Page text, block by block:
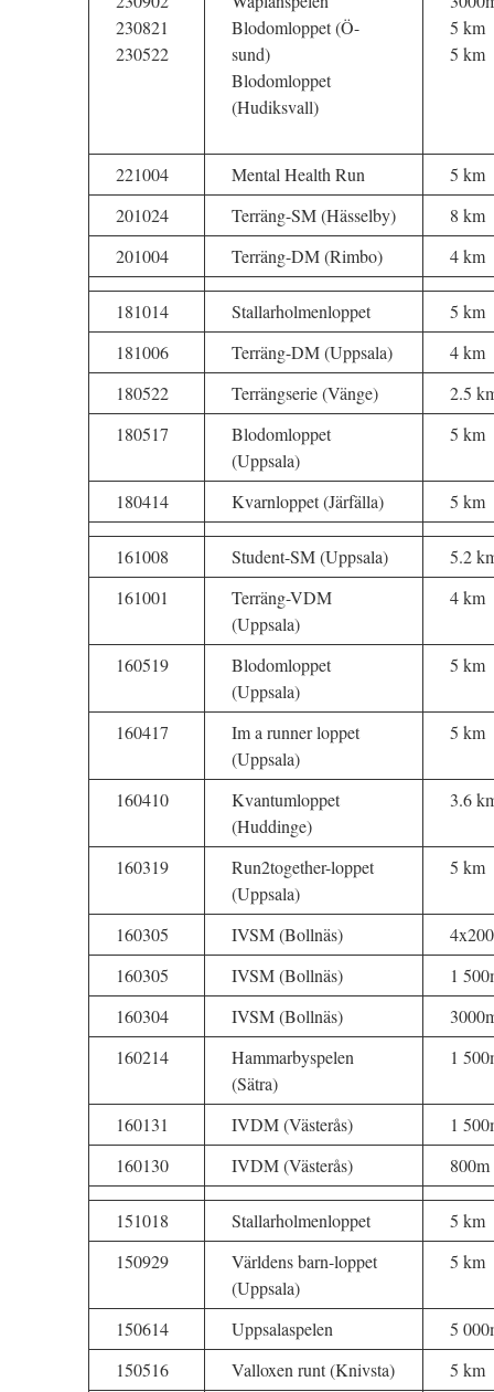
230821
230522
Blodomloppet (Ö-
sund)
Blodomloppet
(Hudiksvall)
5 km
5 km
221004 Mental Health Run
5 km
201024
Terräng-SM (Hässelby)
8 km
201004
Terräng-DM (Rimbo) 4 km
181014 Stallarholmenloppet
5 km
181006
Terräng-DM (Uppsala)
4 km
180522
Terrängserie (Vänge)
2.5
180517
Blodomloppet
(Uppsala)
5 km
180414 Kvarnloppet (Järfälla) 5 km
161008 Student-SM (Uppsala)
5.2
161001
Terräng-VDM
(Uppsala)
4 km
160519
Blodomloppet
(Uppsala)
5 km
160417
Im a runner loppet
(Uppsala)
5 km
160410
Kvantumloppet
(Huddinge)
3.6
160319
Run2together-loppet
(Uppsala)
5 km
160305 IVSM (Bollnäs)
160305
IVSM (Bollnäs)
1
160304
IVSM (Bollnäs)
160214
Hammarbyspelen
(Sätra)
1
160131 IVDM (Västerås)
1
160130
IVDM (Västerås) 800m
151018 Stallarholmenloppet
5 km
150929
Världens barn-loppet
(Uppsala)
5 km
150614 Uppsalaspelen
5
150516
Valloxen runt (Knivsta) 5 km